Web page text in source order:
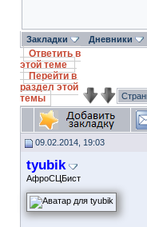
Закладки Дневники
Ответить в
этой теме
Перейти в
раздел этой
темы
09.02.2014, 19:03
tyubik
АфроСЦБист